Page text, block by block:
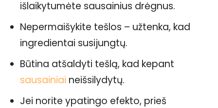
išlaikytumėte sausainius drėgnus.
Nepermaišykite tešlos – užtenka, kad
ingredientai susijungtų.
Būtina atšaldyti tešlą, kad kepant
sausainiai neišsilydytų.
Jei norite ypatingo efekto, prieš